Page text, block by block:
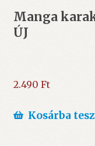
Manga
ÚJ
2.490 Ft
Kosárba